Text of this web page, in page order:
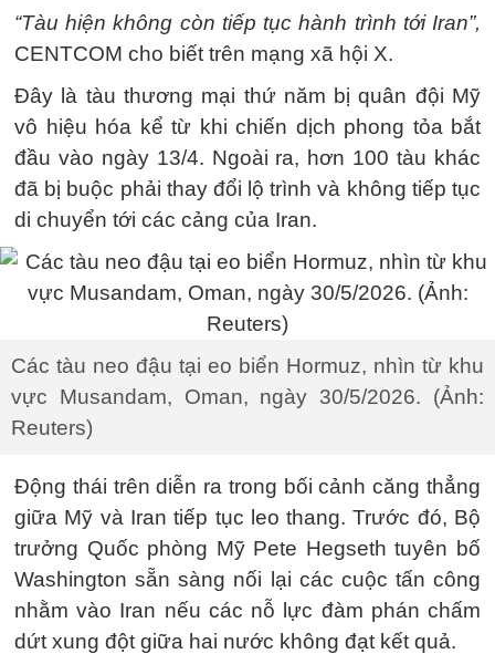
“Tàu hiện không còn tiếp tục hành trình tới Iran”,
CENTCOM cho biết trên mạng xã hội X.
Đây là tàu thương mại thứ năm bị quân đội Mỹ
vô hiệu hóa kể từ khi chiến dịch phong tỏa bắt
đầu vào ngày 13/4. Ngoài ra, hơn 100 tàu khác
đã bị buộc phải thay đổi lộ trình và không tiếp tục
di chuyển tới các cảng của Iran.
Các tàu neo đậu tại eo biển Hormuz, nhìn từ khu
vực Musandam, Oman, ngày 30/5/2026. (Ảnh:
Reuters)
Động thái trên diễn ra trong bối cảnh căng thẳng
giữa Mỹ và Iran tiếp tục leo thang. Trước đó, Bộ
trưởng Quốc phòng Mỹ Pete Hegseth tuyên bố
Washington sẵn sàng nối lại các cuộc tấn công
nhằm vào Iran nếu các nỗ lực đàm phán chấm
dứt xung đột giữa hai nước không đạt kết quả.